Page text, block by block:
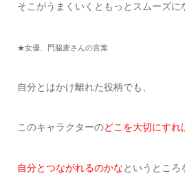
そこがうまくいくともっとスムーズに
★女優、門脇麦さんの言葉
自分とはかけ離れた役柄でも、
このキャラクターのどこを大切にすれ
自分とつながれるのかなというところ